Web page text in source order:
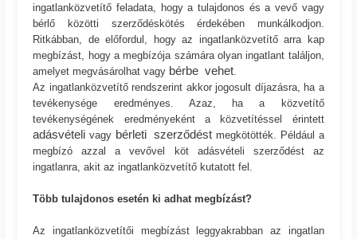
ingatlanközvetítő feladata, hogy a tulajdonos és a vevő vagy
bérlő közötti szerződéskötés érdekében munkálkodjon.
Ritkábban, de előfordul, hogy az ingatlanközvetítő arra kap
megbízást, hogy a megbízója számára olyan ingatlant találjon,
amelyet megvásárolhat vagy bérbe vehet
Az ingatlanközvetítő rendszerint akkor jogosult díjazásra, ha a
tevékenysége eredményes. Azaz, ha a közvetítő
tevékenységének eredményeként a közvetítéssel érintett
adásvételi vagy bérleti szerződést megkötötték. Például a
megbízó azzal a vevővel köt adásvételi szerződést az
ingatlanra, akit az ingatlanközvetítő kutatott fel.
Több tulajdonos esetén ki adhat megbízást?
Az ingatlanközvetítői megbízást leggyakrabban az ingatlan